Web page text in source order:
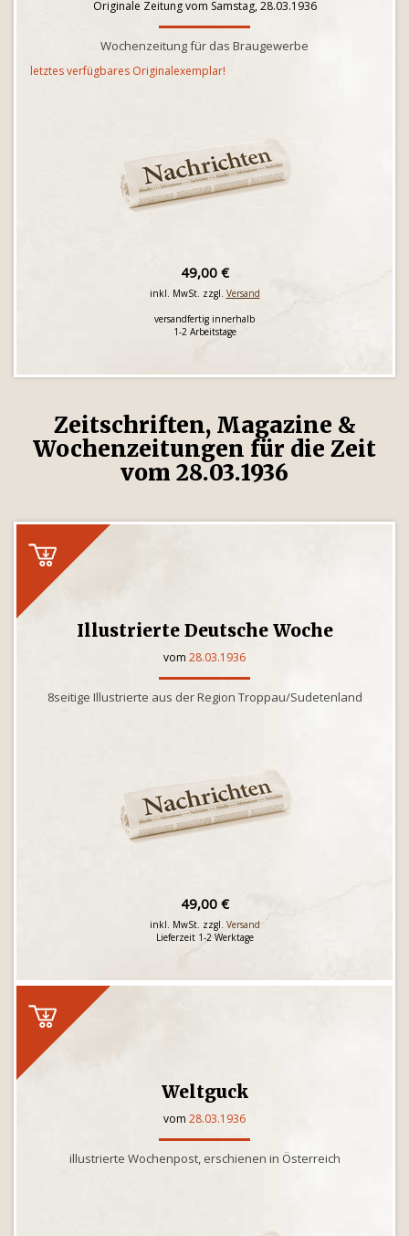
Originale Zeitung vom Samstag, 28.03.1936
Wochenzeitung für das Braugewerbe
letztes verfügbares Originalexemplar!
49,00 €
inkl. MwSt. zzgl. Versand
versandfertig innerhalb
1-2 Arbeitstage
Zeitschriften, Magazine &
Wochenzeitungen für die Zeit
vom 28.03.1936
Illustrierte Deutsche Woche
vom 28.03.1936
8seitige Illustrierte aus der Region Troppau/Sudetenland
49,00 €
inkl. MwSt. zzgl. Versand
Lieferzeit 1-2 Werktage
Weltguck
vom 28.03.1936
illustrierte Wochenpost, erschienen in Österreich